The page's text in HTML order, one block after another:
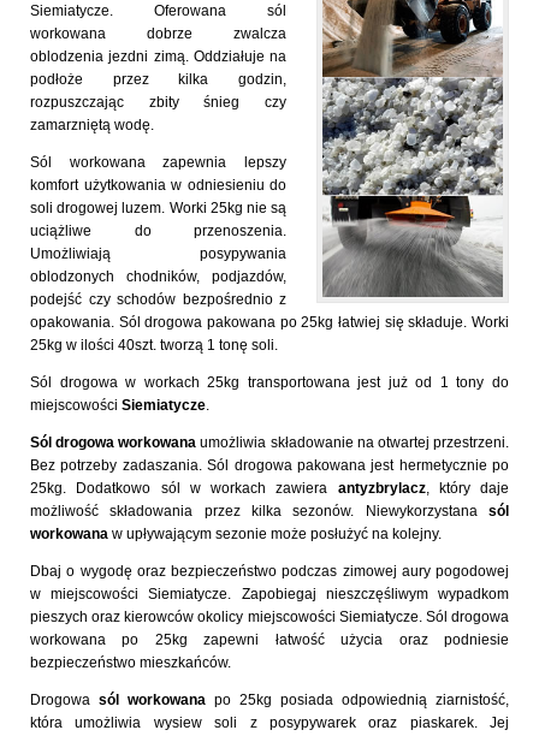
Siemiatycze. Oferowana sól
workowana dobrze zwalcza
oblodzenia jezdni zimą. Oddziałuje na
podłoże przez kilka godzin,
rozpuszczając zbity śnieg czy
zamarzniętą wodę.
Sól workowana zapewnia lepszy
komfort użytkowania w odniesieniu do
soli drogowej luzem. Worki 25kg nie są
uciążliwe do przenoszenia.
Umożliwiają posypywania
oblodzonych chodników, podjazdów,
podejść czy schodów bezpośrednio z
opakowania. Sól drogowa pakowana po 25kg łatwiej się składuje. Worki
25kg w ilości 40szt. tworzą 1 tonę soli.
Sól drogowa w workach 25kg transportowana jest już od 1 tony do
miejscowości Siemiatycze.
Sól drogowa workowana umożliwia składowanie na otwartej przestrzeni.
Bez potrzeby zadaszania. Sól drogowa pakowana jest hermetycznie po
25kg. Dodatkowo sól w workach zawiera antyzbrylacz, który daje
możliwość składowania przez kilka sezonów. Niewykorzystana sól
workowana w upływającym sezonie może posłużyć na kolejny.
Dbaj o wygodę oraz bezpieczeństwo podczas zimowej aury pogodowej
w miejscowości Siemiatycze. Zapobiegaj nieszczęśliwym wypadkom
pieszych oraz kierowców okolicy miejscowości Siemiatycze. Sól drogowa
workowana po 25kg zapewni łatwość użycia oraz podniesie
bezpieczeństwo mieszkańców.
Drogowa sól workowana po 25kg posiada odpowiednią ziarnistość,
która umożliwia wysiew soli z posypywarek oraz piaskarek. Jej